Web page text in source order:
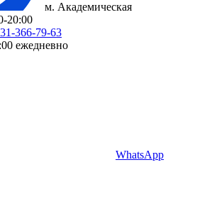
м. Академическая
20:00
366-79-63
ежедневно
WhatsApp